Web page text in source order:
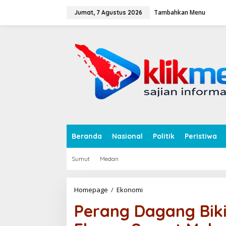
Jumat, 7 Agustus 2026 Tambahkan Menu
Beranda Nasional Politik Peristiwa
Sumut Medan
Homepage / Ekonomi
r
a
Perang Dagang